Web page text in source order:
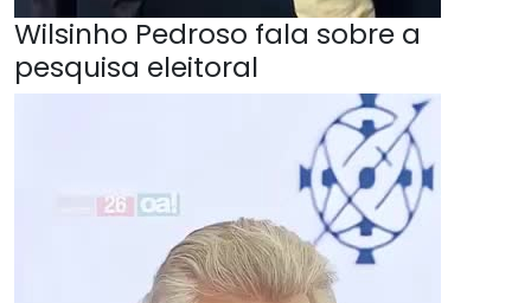
Wilsinho Pedroso fala sobre a
pesquisa eleitoral